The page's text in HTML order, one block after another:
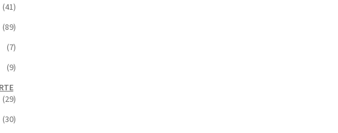
(41)
(89)
(7)
(9)
(29)
(30)